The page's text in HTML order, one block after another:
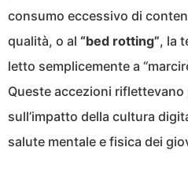
consumo eccessivo di
qualità, o al “bed rotting”, la
letto semplicemente a
Queste accezioni
sull’impatto della cultura
salute mentale e fisica dei